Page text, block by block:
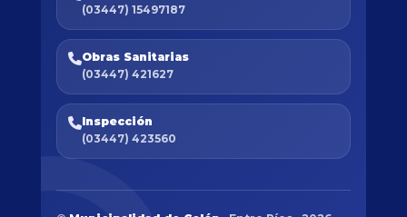
(03447) 15497187
Obras Sanitarias
(03447) 421627
Inspección
(03447) 423560